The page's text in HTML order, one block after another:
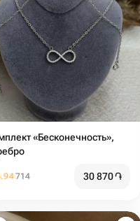
«Бесконечность»,
714 30 870֏